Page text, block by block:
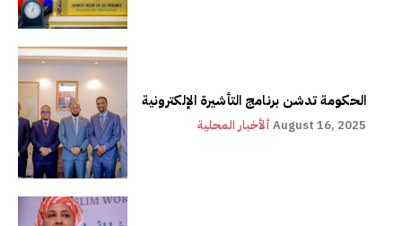
الحكومة تدشن برنامج التأشيرة الإلكترونية
ألأخبار المحلية August 16, 2025